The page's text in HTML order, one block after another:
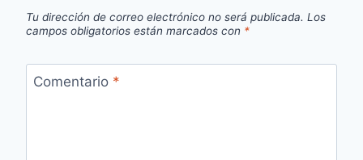
Tu dirección de correo electrónico no será publicada. Los
campos obligatorios están marcados con *
Comentario *